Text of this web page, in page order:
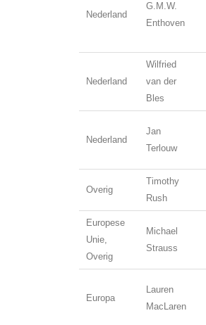
Nederland
G.M.W.
Enthoven
Nederland
Wilfried
van der
Bles
Nederland
Jan
Terlouw
Overig
Timothy
Rush
Europese
Unie,
Overig
Michael
Strauss
Europa
Lauren
MacLaren